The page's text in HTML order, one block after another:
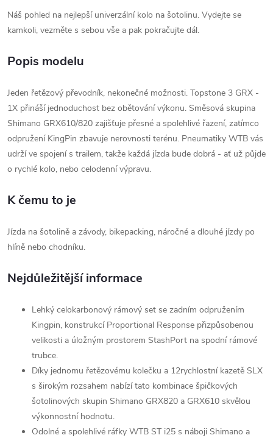
Náš pohled na nejlepší univerzální kolo na šotolinu. Vydejte se
kamkoli, vezměte s sebou vše a pak pokračujte dál.
Popis modelu
Jeden řetězový převodník, nekonečné možnosti. Topstone 3 GRX -
1X přináší jednoduchost bez obětování výkonu. Směsová skupina
Shimano GRX610/820 zajišťuje přesné a spolehlivé řazení, zatímco
odpružení KingPin zbavuje nerovnosti terénu. Pneumatiky WTB vás
udrží ve spojení s trailem, takže každá jízda bude dobrá - ať už půjde
o rychlé kolo, nebo celodenní výpravu.
K čemu to je
Jízda na šotolině a závody, bikepacking, náročné a dlouhé jízdy po
hlíně nebo chodníku.
Nejdůležitější informace
Lehký celokarbonový rámový set se zadním odpružením
Kingpin, konstrukcí Proportional Response přizpůsobenou
velikosti a úložným prostorem StashPort na spodní rámové
trubce.
Díky jednomu řetězovému kolečku a 12rychlostní kazetě SLX
s širokým rozsahem nabízí tato kombinace špičkových
šotolinových skupin Shimano GRX820 a GRX610 skvělou
výkonnostní hodnotu.
Odolné a spolehlivé ráfky WTB ST i25 s náboji Shimano a